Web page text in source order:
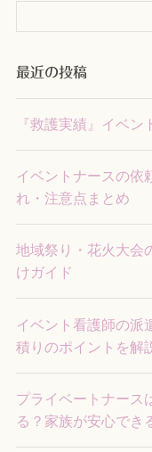
最近の投稿
『救護実績』イベ
イベントナースの依
れ・注意点まとめ
地域祭り・花火大会
けガイド
イベント看護師の派
積りのポイントを解
プライベートナース
る？家族が安心でき